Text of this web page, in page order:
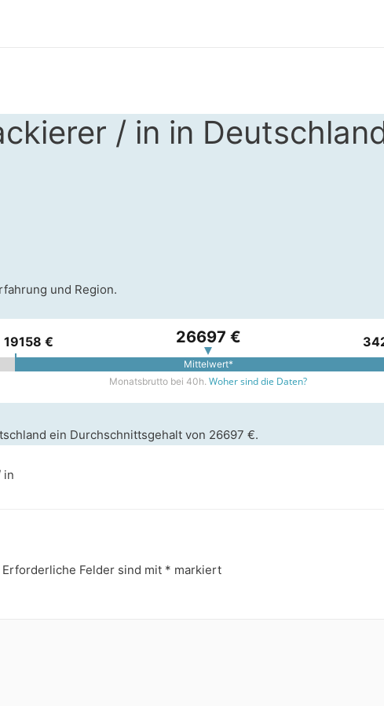
/ in in
und Region.
19158 € 26697 €
Mittelwert*
Monatsbrutto bei 40h. Woher sind die Daten?
ein Durchschnittsgehalt von 26697 €.
in
Erforderliche Felder sind mit * markiert